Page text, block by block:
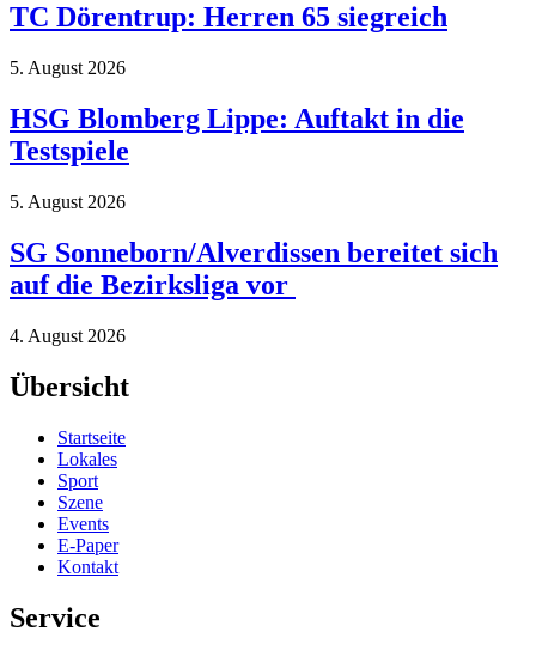
TC Dörentrup: Herren 65 siegreich
5. August 2026
HSG Blomberg Lippe: Auftakt in die
Testspiele
5. August 2026
SG Sonneborn/Alverdissen bereitet sich
auf die Bezirksliga vor
4. August 2026
Übersicht
Startseite
Lokales
Sport
Szene
Events
E-Paper
Kontakt
Service